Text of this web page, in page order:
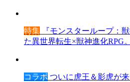
特集 『モンスターループ：
た異世界転生×獣神進化RPG
コラボ ついに虎王＆影虎が